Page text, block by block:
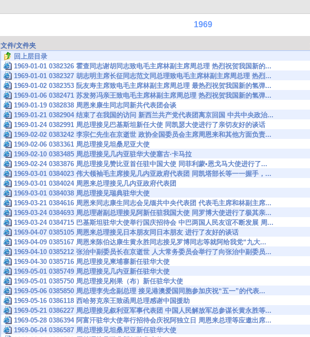
1969
文件/文件夹
回上层目录
1969-01-01 0382326 霍查同志谢胡同志致电毛主席林副主席周总理 热烈祝贺我国新的...
1969-01-01 0382327 胡志明主席长征同志范文同总理致电毛主席林副主席周总理 热烈...
1969-01-02 0382353 阮友寿主席致电毛主席林副主席周总理 最热烈祝贺我国新的氢弹...
1969-01-06 0382471 苏发努冯亲王致电毛主席林副主席周总理 热烈祝贺我国新的氢弹...
1969-01-19 0382838 周恩来康生同志同新共代表团会谈
1969-01-21 0382904 结束了在我国的访问 新西兰共产党代表团离京回国 中共中央政治...
1969-01-24 0382991 周总理接见巴基斯坦新任大使 同凯瑟大使进行了亲切友好的谈话
1969-02-02 0383242 李宗仁先生在京逝世 政协全国委员会主席周恩来和其他方面负责...
1969-02-06 0383361 周总理接见坦桑尼亚大使
1969-02-10 0383485 周总理接见几内亚驻华大使塞古·卡马拉
1969-02-24 0383876 周总理接见赞比亚首任驻中国大使 同菲利蒙•恩戈马大使进行了...
1969-03-01 0384023 伟大领袖毛主席接见几内亚政府代表团 同凯塔部长等一一握手，...
1969-03-01 0384024 周恩来总理接见几内亚政府代表团
1969-03-01 0384038 周总理接见瑞典驻华大使
1969-03-21 0384616 周恩来同志康生同志会见缅共中央代表团 代表毛主席和林副主席...
1969-03-24 0384693 周总理谢副总理接见阿新任驻我国大使 同罗博大使进行了极其亲...
1969-03-24 0384715 巴基斯坦驻华大使举行国庆招待会 中巴两国人民友谊不断发展 周...
1969-04-07 0385105 周恩来总理接见日本朋友同日本朋友 进行了友好的谈话
1969-04-09 0385167 周恩来陈伯达康生黄永胜同志接见罗博同志等就阿给我党“九大...
1969-04-10 0385212 张治中副委员长在京逝世 人大常务委员会举行了向张治中副委员...
1969-04-30 0385716 周总理接见柬埔寨新任驻华大使
1969-05-01 0385749 周总理接见几内亚新任驻华大使
1969-05-01 0385750 周总理接见刚果（布）新任驻华大使
1969-05-06 0385850 周总理李先念副总理 接见港澳爱国同胞参加庆祝“五一”的代表...
1969-05-16 0386118 西哈努克亲王致函周总理感谢中国援助
1969-05-21 0386227 周总理接见叙利亚军事代表团 中国人民解放军总参谋长黄永胜等...
1969-05-28 0386394 阿富汗驻华大使举行招待会庆祝阿独立日 周恩来总理等应邀出席...
1969-06-04 0386587 周总理接见坦桑尼亚新任驻华大使